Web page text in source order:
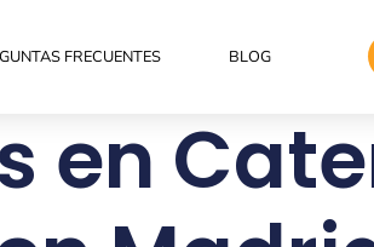
FRECUENTES BLOG
en